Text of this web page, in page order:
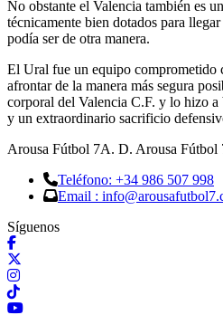
No obstante el Valencia también es
técnicamente bien dotados para
podía ser de otra manera.
El Ural fue un equipo comprometido
afrontar de la manera más segura
corporal del Valencia C.F. y lo hizo a
y un extraordinario sacrificio
Arousa Fútbol 7A. D. Arousa Fútbol
Teléfono: +34 986 507 998
Email :
Síguenos